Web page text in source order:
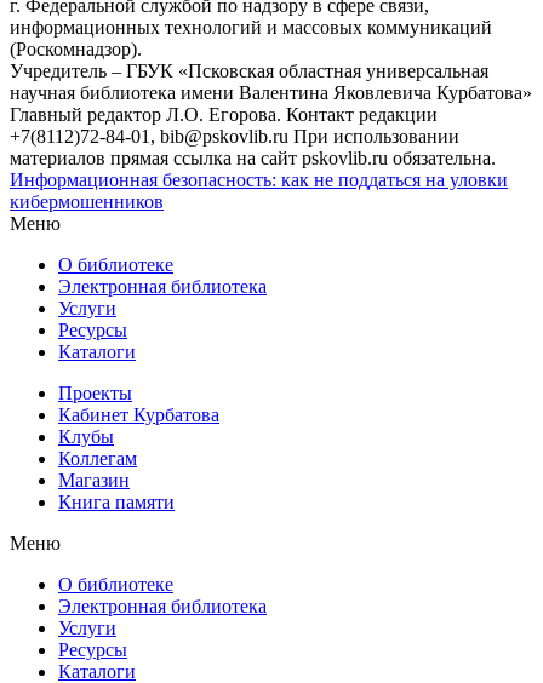
г. Федеральной службой по надзору в сфере связи,
информационных технологий и массовых коммуникаций
(Роскомнадзор).
Учредитель – ГБУК «Псковская областная универсальная
научная библиотека имени Валентина Яковлевича Курбатова»
Главный редактор Л.О. Егорова. Контакт редакции
+7(8112)72-84-01, bib@pskovlib.ru При использовании
материалов прямая ссылка на сайт pskovlib.ru обязательна.
Информационная безопасность: как не поддаться на уловки
кибермошенников
Меню
О библиотеке
Электронная библиотека
Услуги
Ресурсы
Каталоги
Проекты
Кабинет Курбатова
Клубы
Коллегам
Магазин
Книга памяти
Меню
О библиотеке
Электронная библиотека
Услуги
Ресурсы
Каталоги